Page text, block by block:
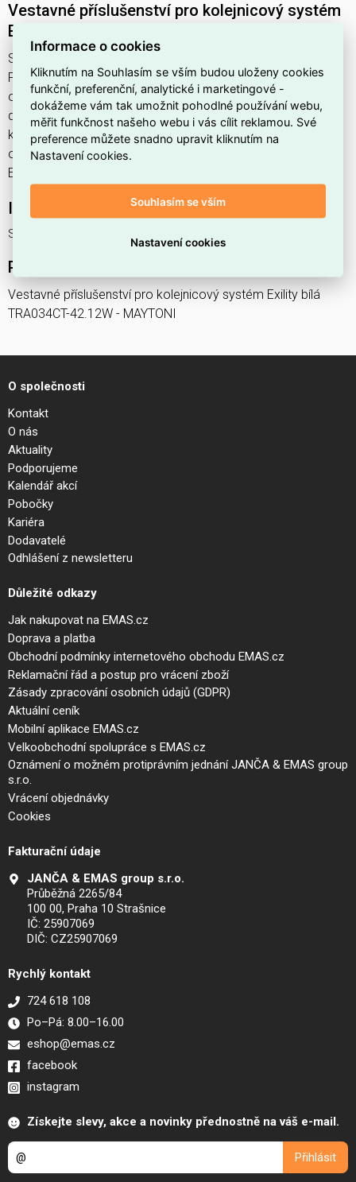
Vestavné příslušenství pro kolejnicový systém
Exility bílá TRA034CT-42.12W
Svítidlo TRA034CT-42.12W najdete v kategoriích Svítidla,
Příslušenství pro svítidla, Svítidla, světelné zdroje a LED
osvětlení, výrobce Maytoni, EAN 4099776063544, kód
dodavatele TRA034CT-42.12W. Vestavné příslušenství pro
kolejnicový systém Exility bílá TRA034CT-42.12W nabízíme
od 1 ks. Kód EMAS Svítidlo TRA034CT-42.12W je
ELSVOS1787602.
Interní název produktu
Svítidlo TRA034CT-42.12W
Podrobný popis produktu
Vestavné příslušenství pro kolejnicový systém Exility bílá
TRA034CT-42.12W - MAYTONI
O společnosti
Kontakt
O nás
Aktuality
Podporujeme
Kalendář akcí
Pobočky
Kariéra
Dodavatelé
Odhlášení z newsletteru
Důležité odkazy
Jak nakupovat na EMAS.cz
Doprava a platba
Obchodní podmínky internetového obchodu EMAS.cz
Reklamační řád a postup pro vrácení zboží
Zásady zpracování osobních údajů (GDPR)
Aktuální ceník
Mobilní aplikace EMAS.cz
Velkoobchodní spolupráce s EMAS.cz
Oznámení o možném protiprávním jednání JANČA & EMAS group
s.r.o.
Vrácení objednávky
Cookies
Fakturační údaje
JANČA & EMAS group s.r.o.
Průběžná 2265/84
100 00, Praha 10 Strašnice
IČ: 25907069
DIČ: CZ25907069
Rychlý kontakt
724 618 108
Po–Pá: 8.00–16.00
eshop@emas.cz
facebook
instagram
Získejte slevy, akce a novinky přednostně na váš e-mail.
Informace o cookies
Kliknutím na Souhlasím se vším budou uloženy cookies
funkční, preferenční, analytické i marketingové -
dokážeme vám tak umožnit pohodlné používání webu,
měřit funkčnost našeho webu i vás cílit reklamou. Své
preference můžete snadno upravit kliknutím na
Nastavení cookies.
Souhlasím se vším
Nastavení cookies